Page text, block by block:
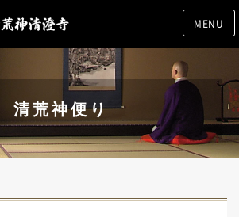
MENU
清荒神便り